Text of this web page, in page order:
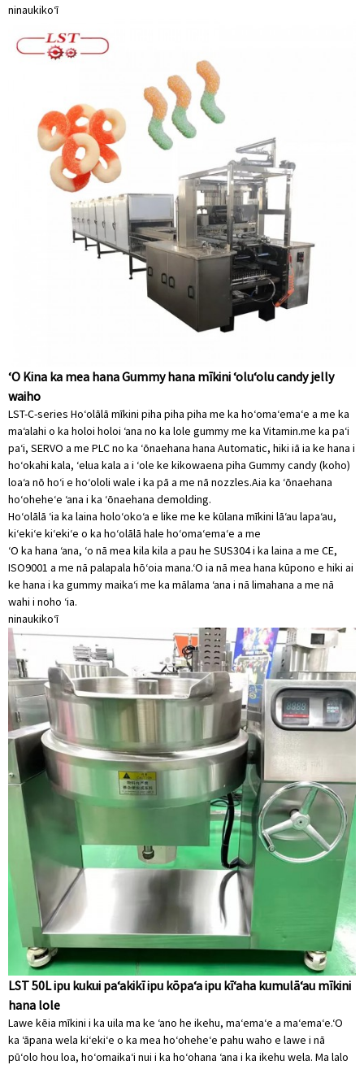
ninaukikoʻī
ʻO Kina ka mea hana Gummy hana mīkini ʻoluʻolu candy jelly
waiho
LST-C-series Hoʻolālā mīkini piha piha piha me ka hoʻomaʻemaʻe a me ka
maʻalahi o ka holoi holoi ʻana no ka lole gummy me ka Vitamin.me ka paʻi
paʻi, SERVO a me PLC no ka ʻōnaehana hana Automatic, hiki iā ia ke hana i
hoʻokahi kala, ʻelua kala a i ʻole ke kikowaena piha Gummy candy (koho)
loaʻa nō hoʻi e hoʻololi wale i ka pā a me nā nozzles.Aia ka ʻōnaehana
hoʻoheheʻe ʻana i ka ʻōnaehana demolding.
Hoʻolālā ʻia ka laina holoʻokoʻa e like me ke kūlana mīkini lāʻau lapaʻau,
kiʻekiʻe kiʻekiʻe o ka hoʻolālā hale hoʻomaʻemaʻe a me
ʻO ka hana ʻana, ʻo nā mea kila kila a pau he SUS304 i ka laina a me CE,
ISO9001 a me nā palapala hōʻoia mana.ʻO ia nā mea hana kūpono e hiki ai
ke hana i ka gummy maikaʻi me ka mālama ʻana i nā limahana a me nā
wahi i noho ʻia.
ninaukikoʻī
LST 50L ipu kukui paʻakikī ipu kōpaʻa ipu kīʻaha kumulāʻau mīkini
hana lole
Lawe kēia mīkini i ka uila ma ke ʻano he ikehu, maʻemaʻe a maʻemaʻe.ʻO
ka ʻāpana wela kiʻekiʻe o ka mea hoʻoheheʻe pahu waho e lawe i nā
pūʻolo hou loa, hoʻomaikaʻi nui i ka hoʻohana ʻana i ka ikehu wela. Ma lalo